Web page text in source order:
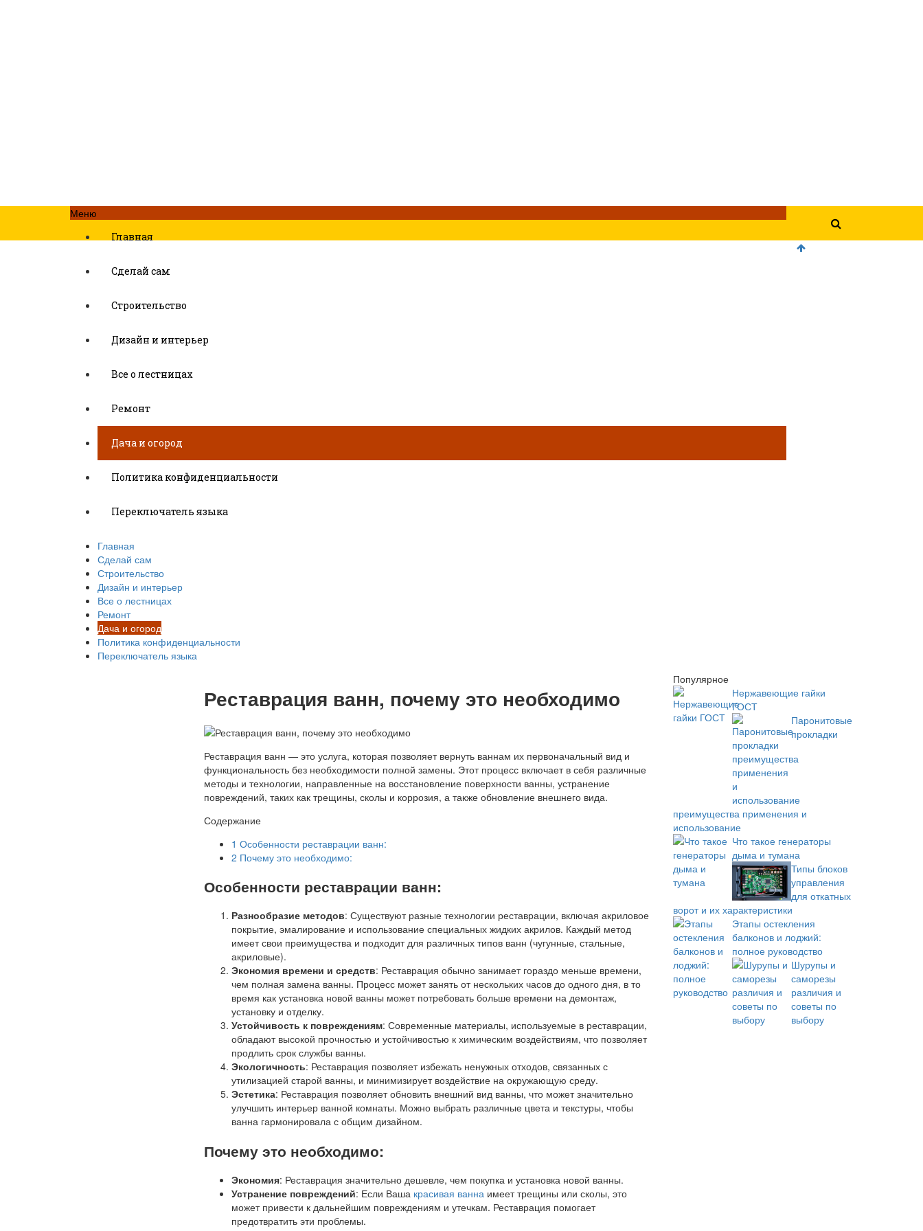
Меню
Главная
Сделай сам
Строительство
Дизайн и интерьер
Все о лестницах
Ремонт
Дача и огород
Политика конфиденциальности
Переключатель языка
Главная
Сделай сам
Строительство
Дизайн и интерьер
Все о лестницах
Ремонт
Дача и огород
Политика конфиденциальности
Переключатель языка
Реставрация ванн, почему это необходимо
Реставрация ванн — это услуга, которая позволяет вернуть ваннам их первоначальный вид и
функциональность без необходимости полной замены. Этот процесс включает в себя различные
методы и технологии, направленные на восстановление поверхности ванны, устранение
повреждений, таких как трещины, сколы и коррозия, а также обновление внешнего вида.
Содержание
1 Особенности реставрации ванн:
2 Почему это необходимо:
Особенности реставрации ванн:
Разнообразие методов: Существуют разные технологии реставрации, включая акриловое
покрытие, эмалирование и использование специальных жидких акрилов. Каждый метод
имеет свои преимущества и подходит для различных типов ванн (чугунные, стальные,
акриловые).
Экономия времени и средств: Реставрация обычно занимает гораздо меньше времени,
чем полная замена ванны. Процесс может занять от нескольких часов до одного дня, в то
время как установка новой ванны может потребовать больше времени на демонтаж,
установку и отделку.
Устойчивость к повреждениям: Современные материалы, используемые в реставрации,
обладают высокой прочностью и устойчивостью к химическим воздействиям, что позволяет
продлить срок службы ванны.
Экологичность: Реставрация позволяет избежать ненужных отходов, связанных с
утилизацией старой ванны, и минимизирует воздействие на окружающую среду.
Эстетика: Реставрация позволяет обновить внешний вид ванны, что может значительно
улучшить интерьер ванной комнаты. Можно выбрать различные цвета и текстуры, чтобы
ванна гармонировала с общим дизайном.
Почему это необходимо:
Экономия: Реставрация значительно дешевле, чем покупка и установка новой ванны.
Устранение повреждений: Если Ваша красивая ванна имеет трещины или сколы, это
может привести к дальнейшим повреждениям и утечкам. Реставрация помогает
предотвратить эти проблемы.
Популярное
Нержавеющие гайки
ГОСТ
Паронитовые
прокладки
преимущества применения и
использование
Что такое генераторы
дыма и тумана
Типы блоков
управления
для откатных
ворот и их характеристики
Этапы остекления
балконов и лоджий:
полное руководство
Шурупы и
саморезы
различия и
советы по
выбору